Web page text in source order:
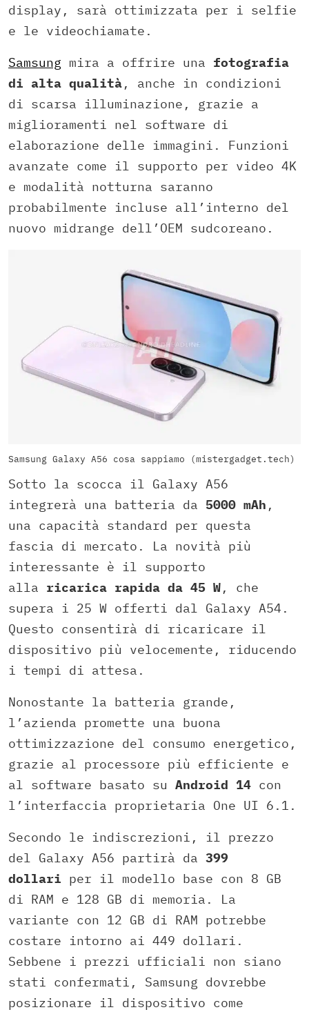
display, sarà ottimizzata per i selfie
e le videochiamate.
Samsung mira a offrire una fotografia
di alta qualità, anche in condizioni
di scarsa illuminazione, grazie a
miglioramenti nel software di
elaborazione delle immagini. Funzioni
avanzate come il supporto per video 4K
e modalità notturna saranno
probabilmente incluse all’interno del
nuovo midrange dell’OEM sudcoreano.
Samsung Galaxy A56 cosa sappiamo (mistergadget.tech)
Sotto la scocca il Galaxy A56
integrerà una batteria da 5000 mAh ,
una capacità standard per questa
fascia di mercato. La novità più
interessante è il supporto
alla ricarica rapida da 45 W, che
supera i 25 W offerti dal Galaxy A54.
Questo consentirà di ricaricare il
dispositivo più velocemente, riducendo
i tempi di attesa.
Nonostante la batteria grande,
l’azienda promette una buona
ottimizzazione del consumo energetico,
grazie al processore più efficiente e
al software basato su Android 14 con
l’interfaccia proprietaria One UI 6.1.
Secondo le indiscrezioni, il prezzo
del Galaxy A56 partirà da 399
dollari per il modello base con 8 GB
di RAM e 128 GB di memoria. La
variante con 12 GB di RAM potrebbe
costare intorno ai 449 dollari.
Sebbene i prezzi ufficiali non siano
stati confermati, Samsung dovrebbe
posizionare il dispositivo come